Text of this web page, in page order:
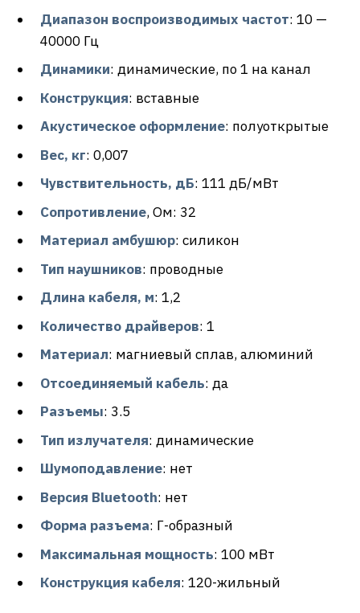
Диапазон воспроизводимых частот: 10 —
40000 Гц
Динамики: динамические, по 1 на канал
Конструкция: вставные
Акустическое оформление: полуоткрытые
Вес, кг: 0,007
Чувствительность, дБ: 111 дБ/мВт
Сопротивление, Ом: 32
Материал амбушюр: силикон
Тип наушников: проводные
Длина кабеля, м: 1,2
Количество драйверов: 1
Материал: магниевый сплав, алюминий
Отсоединяемый кабель: да
Разъемы: 3.5
Тип излучателя: динамические
Шумоподавление: нет
Версия Bluetooth: нет
Форма разъема: Г-образный
Максимальная мощность: 100 мВт
Конструкция кабеля: 120-жильный